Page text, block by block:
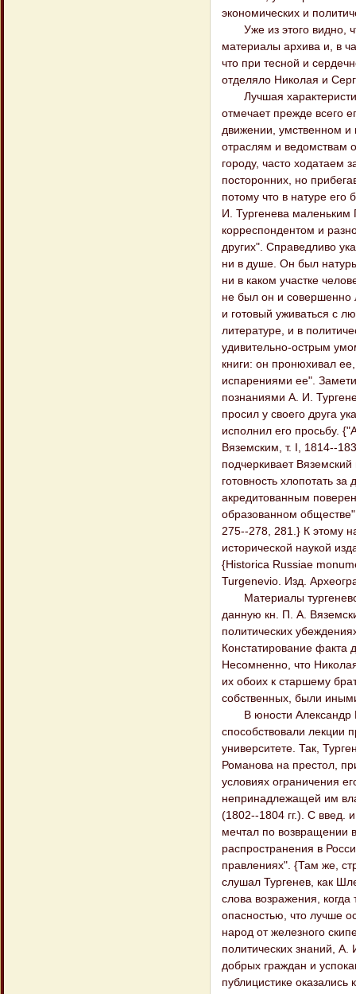
экономических и
Уже из этого видно,
материалы архива и, в
что при тесной и
отделяло Николая и
Лучшая
отмечает прежде всего
движении, умственном
отраслям и ведомствам
городу, часто ходатаем
посторонних, но
потому что в натуре его
И. Тургенева
корреспондентом и
других". Справедливо
ни в душе. Он был
ни в каком участке
не был он и совершенно
и готовый уживаться с
литературе, и в
удивительно-острым
книги: он пронюхивал
испарениями ее".
познаниями А. И.
просил у своего друга
исполнил его просьбу.
Вяземским, т. I, 1814--
подчеркивает
готовность хлопотать
акредитованным
образованном
275--278, 281.} К этому
исторической наукой
{Historica Russiae
Turgenevio. Изд.
Материалы
данную кн. П. А.
политических
Констатирование факта
Несомненно, что
их обоих к старшему
собственных, были
В юности Александр
способствовали лекции
университете. Так,
Романова на престол,
условиях ограничения
непринадлежащей им
(1802--1804 гг.). С введ.
мечтал по возвращении
распространения в
правлениях". {Там же,
слушал Тургенев, как
слова возражения,
опасностью, что лучше
народ от железного
политических знаний,
добрых граждан и
публицистике